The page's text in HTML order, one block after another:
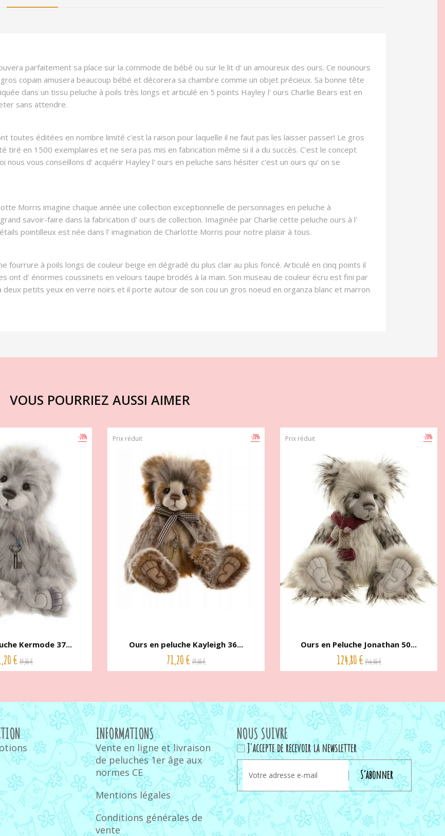
parfaitement sa place sur la commode de bébé ou sur le lit d' un amoureux des ours. Ce nounours
copain amusera beaucoup bébé et décorera sa chambre comme un objet précieux. Sa bonne tête
dans un tissu peluche à poils très longs et articulé en 5 points Hayley l' ours Charlie Bears est en
sans attendre.
toutes éditées en nombre limité c'est la raison pour laquelle il ne faut pas les laisser passer! Le gros
tiré en 1500 exemplaires et ne sera pas mis en fabrication même si il a du succès. C'est le concept
nous vous conseillons d' acquérir Hayley l' ours en peluche sans hésiter c'est un ours qu' on se
Morris imagine chaque année une collection exceptionnelle de personnages en peluche à
savoir-faire dans la fabrication d' ours de collection. Imaginée par Charlie cette peluche ours à l'
pointilleux est née dans l' imagination de Charlotte Morris pour notre plaisir à tous.
à poils longs de couleur beige en dégradé du plus clair au plus foncé. Articulé en cinq points il
ont d' énormes coussinets en velours taupe brodés à la main. Son museau de couleur écru est fini par
deux petits yeux en verre noirs et il porte autour de son cou un gros noeud en organza blanc et marron
VOUS POURRIEZ AUSSI AIMER
-20%
Kermode 37...
€ 89,00 €
-20%
Prix réduit
Ours en peluche Kayleigh 36...
71,20 € 89,00 €
-20%
Prix réduit
Ours en Peluche Jonathan 50...
124,80 € 156,00 €
INFORMATIONS
Vente en ligne et livraison
de peluches 1er âge aux
normes CE
Mentions légales
Conditions générales de
vente
NOUS SUIVRE
J'accepte de recevoir la newsletter
S’abonner